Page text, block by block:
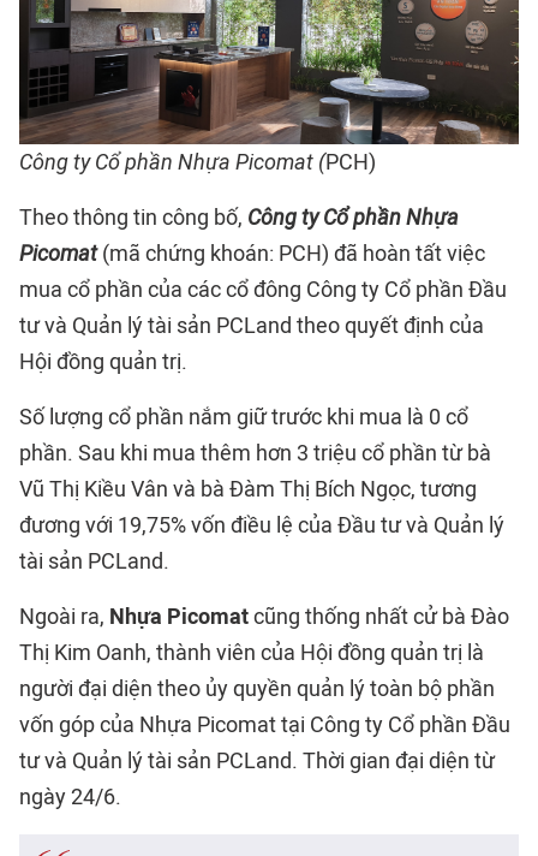
Công ty Cổ phần Nhựa Picomat (PCH)
Theo thông tin công bố, Công ty Cổ phần Nhựa
Picomat(mã chứng khoán: PCH) đã hoàn tất việc
mua cổ phần của các cổ đông Công ty Cổ phần Đầu
tư và Quản lý tài sản PCLand theo quyết định của
Hội đồng quản trị.
Số lượng cổ phần nắm giữ trước khi mua là 0 cổ
phần. Sau khi mua thêm hơn 3 triệu cổ phần từ bà
Vũ Thị Kiều Vân và bà Đàm Thị Bích Ngọc, tương
đương với 19,75% vốn điều lệ của Đầu tư và Quản lý
tài sản PCLand.
Ngoài ra, Nhựa Picomatcũng thống nhất cử bà Đào
Thị Kim Oanh, thành viên của Hội đồng quản trị là
người đại diện theo ủy quyền quản lý toàn bộ phần
vốn góp của Nhựa Picomat tại Công ty Cổ phần Đầu
tư và Quản lý tài sản PCLand. Thời gian đại diện từ
ngày 24/6.